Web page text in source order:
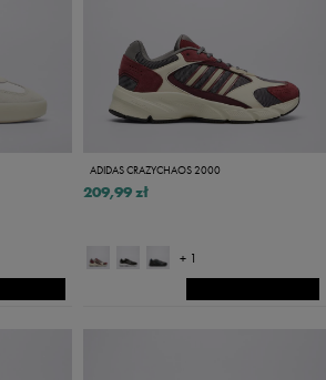
ADIDAS CRAZYCHAOS 2000
209,99 zł
+ 1